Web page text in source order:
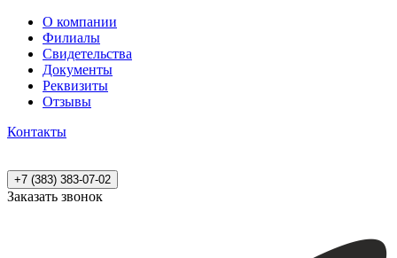
О компании
Филиалы
Свидетельства
Документы
Реквизиты
Отзывы
Контакты
+7 (383) 383-07-02
Заказать звонок